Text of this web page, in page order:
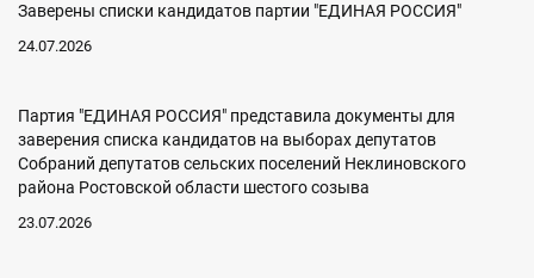
Заверены списки кандидатов партии "ЕДИНАЯ РОССИЯ"
24.07.2026
Партия "ЕДИНАЯ РОССИЯ" представила документы для
заверения списка кандидатов на выборах депутатов
Собраний депутатов сельских поселений Неклиновского
района Ростовской области шестого созыва
23.07.2026